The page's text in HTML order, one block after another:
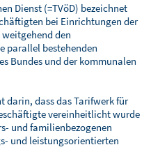
Dienst (=TVöD) bezeichnet
bei Einrichtungen der
den
parallel bestehenden
Bundes und der kommunalen
darin, dass das Tarifwerk für
vereinheitlicht wurde
und familienbezogenen
und leistungsorientierten